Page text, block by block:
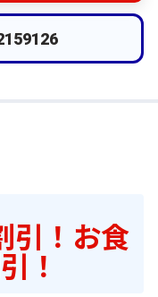
引！お食
！